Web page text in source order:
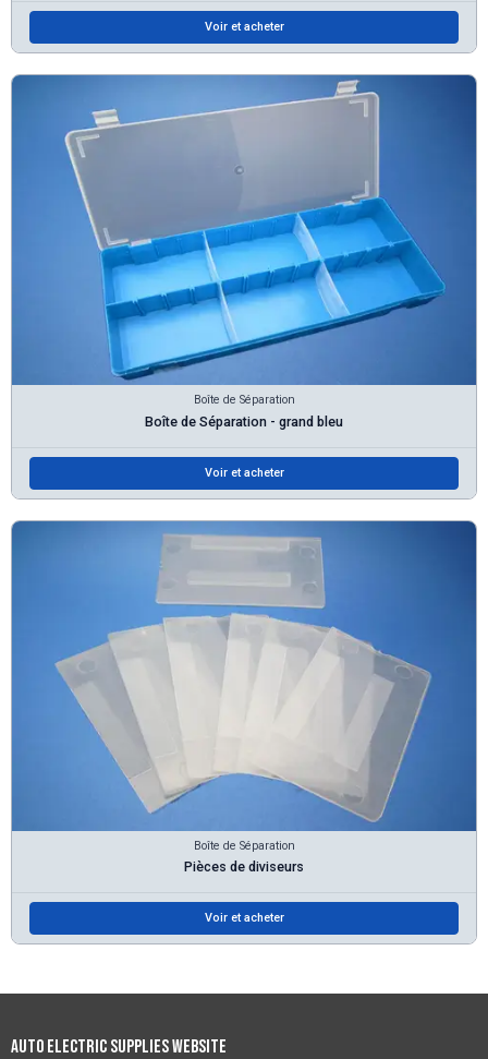
Voir et acheter
Boîte de Séparation
Boîte de Séparation - grand bleu
Voir et acheter
Boîte de Séparation
Pièces de diviseurs
Voir et acheter
Auto Electric Supplies Website